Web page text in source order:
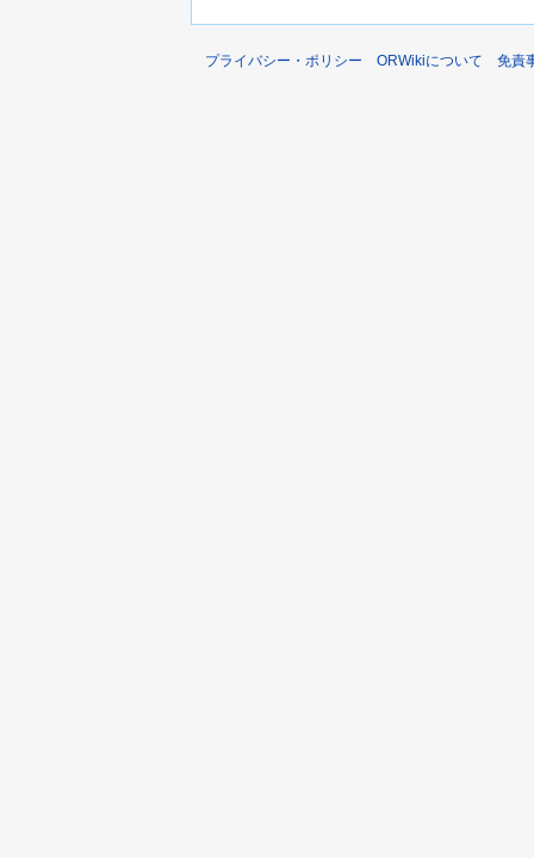
プライバシー・ポリシー ORWikiについて 免責